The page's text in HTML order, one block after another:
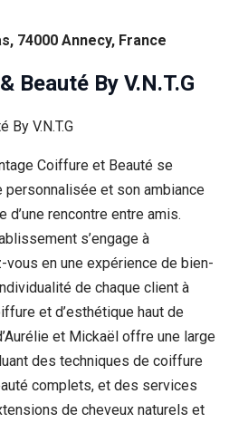
74000 Annecy, France
Beauté By V.N.T.G
Coiffure et Beauté se
personnalisée et son ambiance
d’une rencontre entre amis.
s’engage à
en une expérience de bien-
de chaque client à
et d’esthétique haut de
et Mickaël offre une large
des techniques de coiffure
complets, et des services
de cheveux naturels et